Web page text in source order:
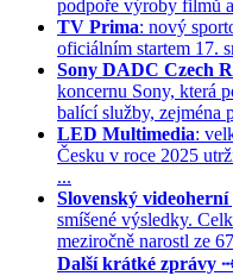
podpoře výroby filmů
TV Prima: nový
oficiálním startem 17.
Sony DADC Czech
koncernu Sony, která
balící služby, zejména
LED Multimedia:
Česku v roce 2025
...
Slovenský
smíšené výsledky.
meziročně narostl ze
Další krátké zprávy